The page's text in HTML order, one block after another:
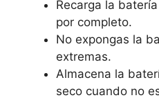
Recarga la
por completo.
No expongas la
extremas.
Almacena la
seco cuando no